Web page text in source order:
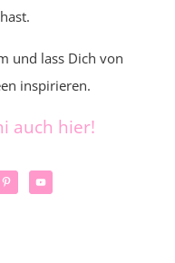
und lass Dich von
inspirieren.
auch hier!